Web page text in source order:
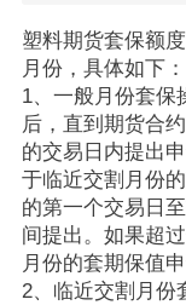
塑料期货套保额
月份，具体如下：
1、一般月份套保
后，‌直到期货合
的交易日内提出
于临近交割月份
的第一个交易日
间提出。‌如果超
月份的套期保值申
2、临近交割月份